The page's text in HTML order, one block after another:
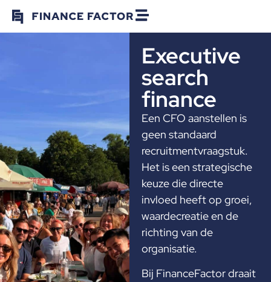
Executive
search
finance
Een CFO aanstellen is
geen standaard
recruitmentvraagstuk.
Het is een strategische
keuze die directe
invloed heeft op groei,
waardecreatie en de
richting van de
organisatie.
Bij FinanceFactor draait